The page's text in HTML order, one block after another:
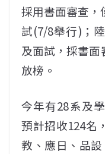
採用書面審查，
試(7/8舉行)；
及面試，採書
放榜。
今年有28系及
預計招收124名
教、應日、品